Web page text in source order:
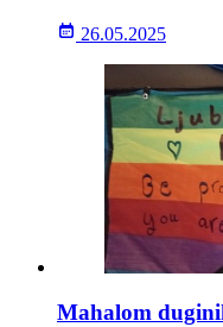
26.05.2025
Mahalom